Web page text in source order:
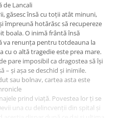
de Lancali
găsesc însă cu toții atât minuni,
împreună hotărăsc să recupereze
boala. O inimă frântă însă
va renunța pentru totdeauna la
cu o altă tragedie este prea mare.
pare imposibil ca dragostea să își
– și așa se deschid și inimile.
sau bolnav, cartea asta este
prind viață. Povestea lor ți se
una cu delincvenții din spital și